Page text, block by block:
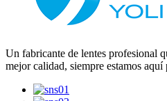
Un fabricante de lentes profesional
mejor calidad, siempre estamos aquí